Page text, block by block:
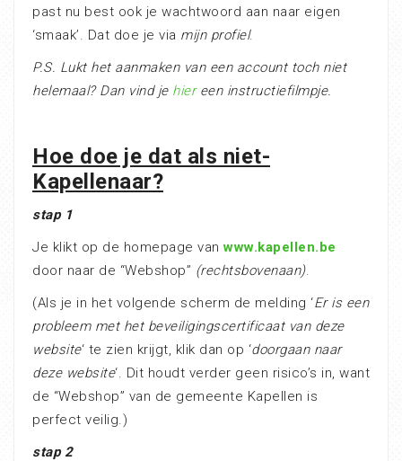
past nu best ook je wachtwoord aan naar eigen
‘smaak’. Dat doe je via mijn profiel.
P.S. Lukt het aanmaken van een account toch niet
helemaal? Dan vind je hier een instructiefilmpje.
Hoe doe je dat als niet-
Kapellenaar?
stap 1
Je klikt op de homepage vanwww.kapellen.be
door naar de “Webshop” (rechtsbovenaan).
(Als je in het volgende scherm de melding ‘Er is een
probleem met het beveiligingscertificaat van deze
website‘ te zien krijgt, klik dan op ‘doorgaan naar
deze website‘. Dit houdt verder geen risico’s in, want
de “Webshop” van de gemeente Kapellen is
perfect veilig.)
stap 2